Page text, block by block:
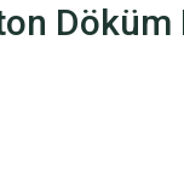
Döküm